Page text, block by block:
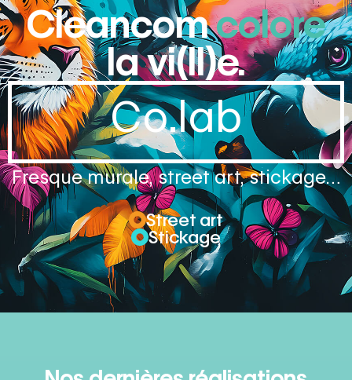
Cleancomcolore
la vi(ll)e.
Co.lab
Fresque murale, street art, stickage…
Street art
Stickage